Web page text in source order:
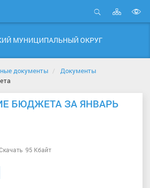
Открыть
Карта
сайта
МУНИЦИПАЛЬНЫЙ ОКРУГ
документы
Документы
БЮДЖЕТА ЗА ЯНВАРЬ
95 Кбайт